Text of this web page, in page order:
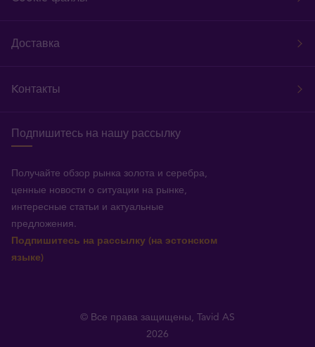
Доставка
Kонтакты
Подпишитесь на нашу рассылку
Получайте обзор рынка золота и серебра,
ценные новости о ситуации на рынке,
интересные статьи и актуальные
предложения.
Подпишитесь на рассылку (на эстонском
языке)
© Все права защищены, Tavid AS
2026